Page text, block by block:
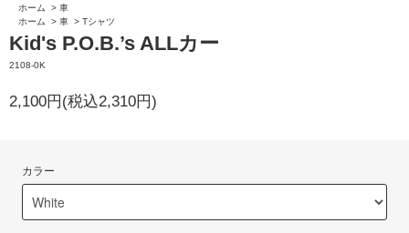
ホーム
> 車
ホーム
> 車 > Tシャツ
Kid's P.O.B.’s ALLカー
2108-0K
2,100円(税込2,310円)
カラー